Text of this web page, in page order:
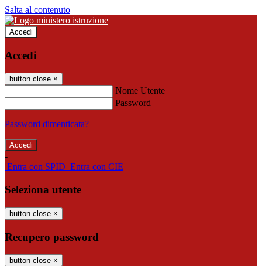
Salta al contenuto
Accedi
Accedi
button close ×
Nome Utente
Password
Password dimenticata?
-
Entra con SPID Entra con CIE
Seleziona utente
button close ×
Recupero password
button close ×